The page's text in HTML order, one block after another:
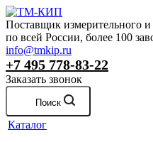
Поставщик измерительного
по всей России, более 100
info@tmkip.ru
+7 495 778-83-22
Заказать звонок
Поиск
Каталог